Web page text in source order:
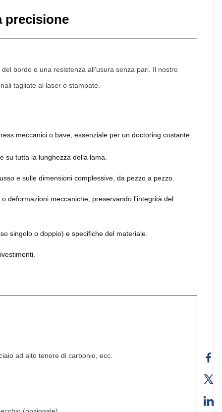
precisione
bordo e una resistenza all'usura senza pari. Il nostro
tagliate al laser o stampate.
meccanici o bave, essenziale per un doctoring costante.
su tutta la lunghezza della lama.
e sulle dimensioni complessive, da pezzo a pezzo.
deformazioni meccaniche, preservando l'integrità del
singolo o doppio) e specifiche del materiale.
ad alto tenore di carbonio, ecc.